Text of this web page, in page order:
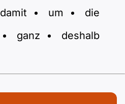
damit um
die
ganz
deshalb